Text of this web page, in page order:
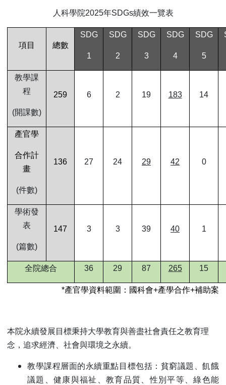
人科學院2025年SDGs績效一覽表
項目 總數
SDG
1
SDG
2
SDG
3
SDG
4
SDG
5
教學課
程
(開課數)
259 6 2 19 183 14
產官學
合作計
畫
(件數)
136 27 24 29 42 0
學術發
表
(篇數)
147 3 3 39 40 1
全院總合 36 29 87 265 15
*產官學資料範圍：國科會+產學合作+補助案
本院永續發展目標秉持大學教育與善盡社會責任之教育理
念，追求經濟、社會與環境之永續。
教學課程層面的永續重點目標包括：貧窮議題、飢餓
議題、健康與福祉、教育品質、性別平等、綠色能